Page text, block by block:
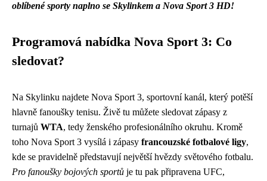
oblíbené sporty naplno se Skylinkem a Nova Sport 3 HD!
Programová nabídka Nova Sport 3: Co
sledovat?
Na Skylinku najdete Nova Sport 3, sportovní kanál, který potěší
hlavně fanoušky tenisu. Živě tu můžete sledovat zápasy z
turnajů WTA, tedy ženského profesionálního okruhu. Kromě
toho Nova Sport 3 vysílá i zápasy francouzské fotbalové ligy,
kde se pravidelně představují největší hvězdy světového fotbalu.
Pro fanoušky bojových sportů je tu pak připravena UFC,